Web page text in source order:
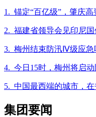
1. 锚定“百亿级”，肇庆高
2. 福建省领导会见印尼
3. 梅州结束防汛Ⅳ级应急
4. 今日15时，梅州将启
5. 中国最西端的城市，在
集团要闻